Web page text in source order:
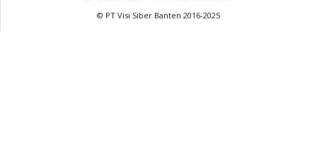
© PT Visi Siber Banten 2016-2025